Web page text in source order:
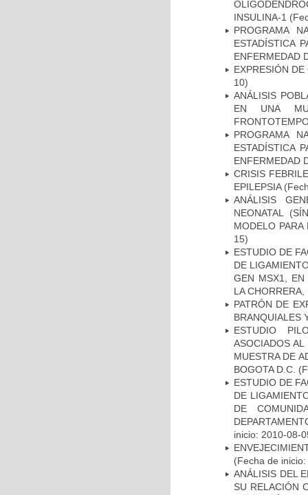
INSULINA-1
PROGRAMA
ESTADÍSTICA
ENFERMEDAD
EXPRESIÓN
10)
ANÁLISIS
EN UNA
PROGRAMA
ESTADÍSTICA
ENFERMEDAD
CRISIS
EPILEPSIA
ANÁLISIS
NEONATAL
MODELO
15)
ESTUDIO DE
DE
GEN MSX1, EN
LA
PATRÓN DE
BRANQUIALES
ESTUDIO
ASOCIADOS
MUESTRA DE
BOGOTA D.C.
ESTUDIO DE
DE
DE
inicio: 2010-08-
(Fecha de
ANÁLISIS DEL
SU RELACIÓN